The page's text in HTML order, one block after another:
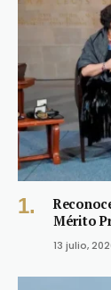
Mérito
13 julio,